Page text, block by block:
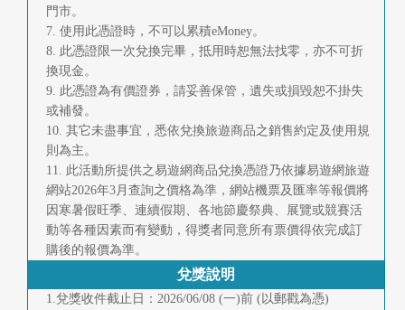
門市。
7. 使用此憑證時，不可以累積eMoney。
8. 此憑證限一次兌換完畢，抵用時恕無法找零，亦不可折
換現金。
9. 此憑證為有價證券，請妥善保管，遺失或損毀恕不掛失
或補發。
10. 其它未盡事宜，悉依兌換旅遊商品之銷售約定及使用規
則為主。
11. 此活動所提供之易遊網商品兌換憑證乃依據易遊網旅遊
網站2026年3月查詢之價格為準，網站機票及匯率等報價將
因寒暑假旺季、連續假期、各地節慶祭典、展覽或競賽活
動等各種因素而有變動，得獎者同意所有票價得依完成訂
購後的報價為準。
兌獎說明
1.兌獎收件截止日：2026/06/08 (一)前 (以郵戳為憑)